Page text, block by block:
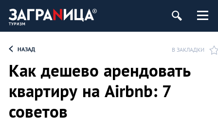
НАЗАД В ЗАКЛАДКИ
Как дешево арендовать
квартиру на Airbnb: 7
советов